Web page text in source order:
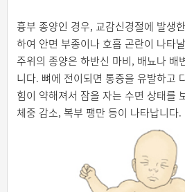
흉부 종양인 경우, 교감신경절에 발생
하여 안면 부종이나 호흡 곤란이 나타
주위의 종양은 하반신 마비, 배뇨나 배
니다. 뼈에 전이되면 통증을 유발하고
힘이 약해져서 잠을 자는 수면 상태를
체중 감소, 복부 팽만 등이 나타납니다.